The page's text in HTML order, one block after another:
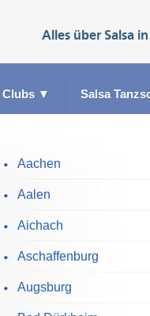
Alles über Salsa in
Clubs ▼ Salsa
Aachen
Aalen
Aichach
Aschaffenburg
Augsburg